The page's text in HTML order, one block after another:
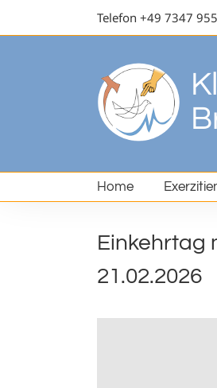
Telefon +49 7347
Home
Einkehrtag
21.02.2026